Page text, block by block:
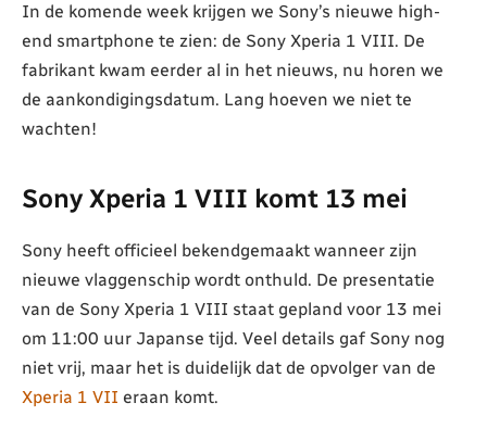
In de komende week krijgen we Sony’s nieuwe high-
end smartphone te zien: de Sony Xperia 1 VIII. De
fabrikant kwam eerder al in het nieuws, nu horen we
de aankondigingsdatum. Lang hoeven we niet te
wachten!
Sony Xperia 1 VIII komt 13 mei
Sony heeft officieel bekendgemaakt wanneer zijn
nieuwe vlaggenschip wordt onthuld. De presentatie
van de Sony Xperia 1 VIII staat gepland voor 13 mei
om 11:00 uur Japanse tijd. Veel details gaf Sony nog
niet vrij, maar het is duidelijk dat de opvolger van de
Xperia 1 VII eraan komt.